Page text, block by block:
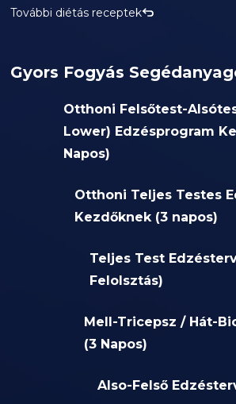
További diétás receptek
Gyors Fogyás
Otthoni Felsőtest-
Lower) Edzésprogram
Napos)
Otthoni Teljes Testes
Kezdőknek (3 napos)
Teljes Test
Felolsztás)
Mell-Tricepsz / Hát-
(3 Napos)
Also-Felső